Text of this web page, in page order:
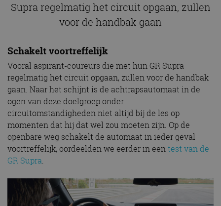
Supra regelmatig het circuit opgaan, zullen
voor de handbak gaan
Schakelt voortreffelijk
Vooral aspirant-coureurs die met hun GR Supra
regelmatig het circuit opgaan, zullen voor de handbak
gaan. Naar het schijnt is de achtrapsautomaat in de
ogen van deze doelgroep onder
circuitomstandigheden niet altijd bij de les op
momenten dat hij dat wel zou moeten zijn. Op de
openbare weg schakelt de automaat in ieder geval
voortreffelijk, oordeelden we eerder in eentest van de
GR Supra.